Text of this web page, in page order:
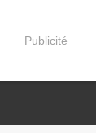
Publicité